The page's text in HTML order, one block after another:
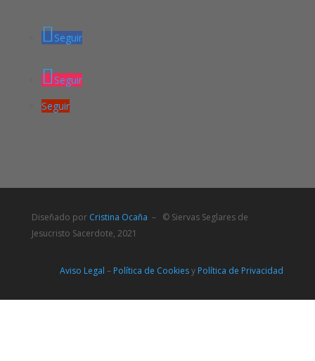
Seguir
Seguir
Seguir
Diseñado por Cristina Ocaña – © Siervas Seglares de
Jesucristo Sacerdote, 2021
Aviso Legal – Política de Cookiesy Política de Privacidad